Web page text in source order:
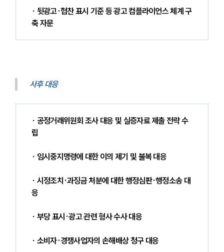
∙ 뒷광고·협찬 표시 기준 등 광고 컴플라이언스 체계 구
축 자문
사후 대응
∙ 공정거래위원회 조사 대응 및 실증자료 제출 전략 수
립
∙ 임시중지명령에 대한 이의 제기 및 불복 대응
∙ 시정조치·과징금 처분에 대한 행정심판·행정소송 대
응
∙ 부당 표시·광고 관련 형사 수사 대응
∙ 소비자·경쟁사업자의 손해배상 청구 대응